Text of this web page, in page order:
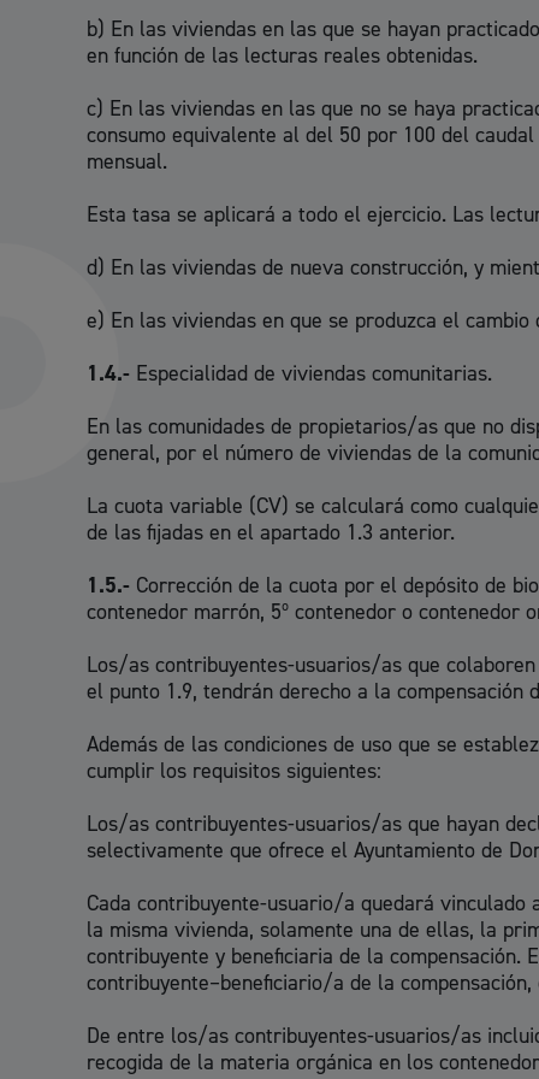
b) En las viviendas en las que se hayan
en función de las lecturas reales obtenidas.
c) En las viviendas en las que no se haya
consumo equivalente al del 50 por 100 del
mensual.
Esta tasa se aplicará a todo el ejercicio. Las
d) En las viviendas de nueva construcción, y
e) En las viviendas en que se produzca el
1.4.- Especialidad de viviendas comunitarias.
En las comunidades de propietarios/as que no
general, por el número de viviendas de la
La cuota variable (CV) se calculará como
de las fijadas en el apartado 1.3 anterior.
1.5.- Corrección de la cuota por el depósito de
contenedor marrón, 5º contenedor o contenedor
Los/as contribuyentes-usuarios/as que
el punto 1.9, tendrán derecho a la
Además de las condiciones de uso que se
cumplir los requisitos siguientes:
Los/as contribuyentes-usuarios/as que hayan
selectivamente que ofrece el Ayuntamiento de
Cada contribuyente-usuario/a quedará vinculado
la misma vivienda, solamente una de ellas, la
contribuyente y beneficiaria de la
contribuyente–beneficiario/a de la
De entre los/as contribuyentes-usuarios/as
recogida de la materia orgánica en los